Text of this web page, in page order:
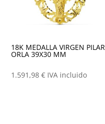
18K MEDALLA VIRGEN PILAR
ORLA 39X30 MM
1.591,98€ IVA incluido